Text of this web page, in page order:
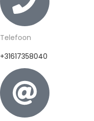
Telefoon
+31617358040